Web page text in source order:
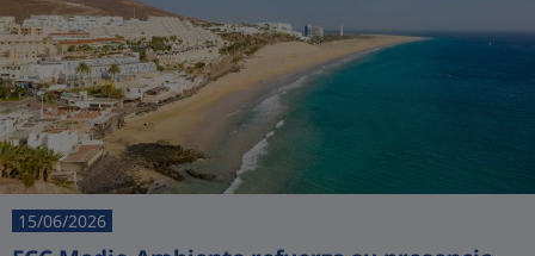
15/06/2026